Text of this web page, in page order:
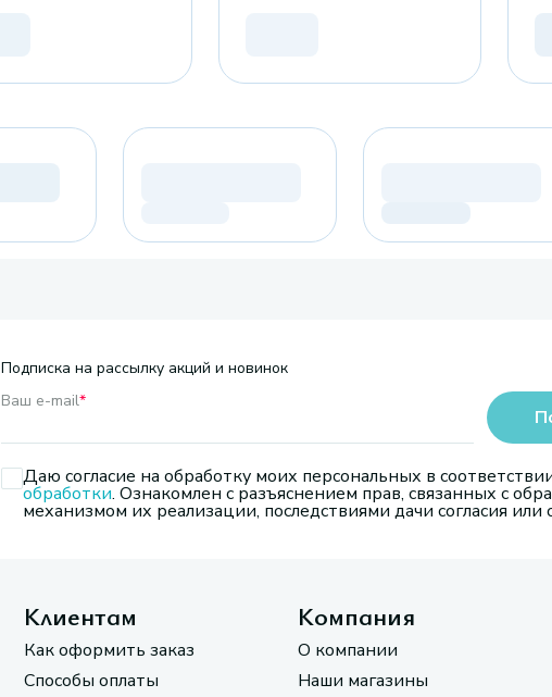
Подписка на рассылку акций и новинок
Ваш e-mail*
Даю согласие на обработку моих персональных в
обработки. Ознакомлен с разъяснением прав, связанных с
механизмом их реализации, последствиями дачи согласия или
Клиентам
Как оформить заказ
Способы оплаты
Компания
О компании
Наши магазины